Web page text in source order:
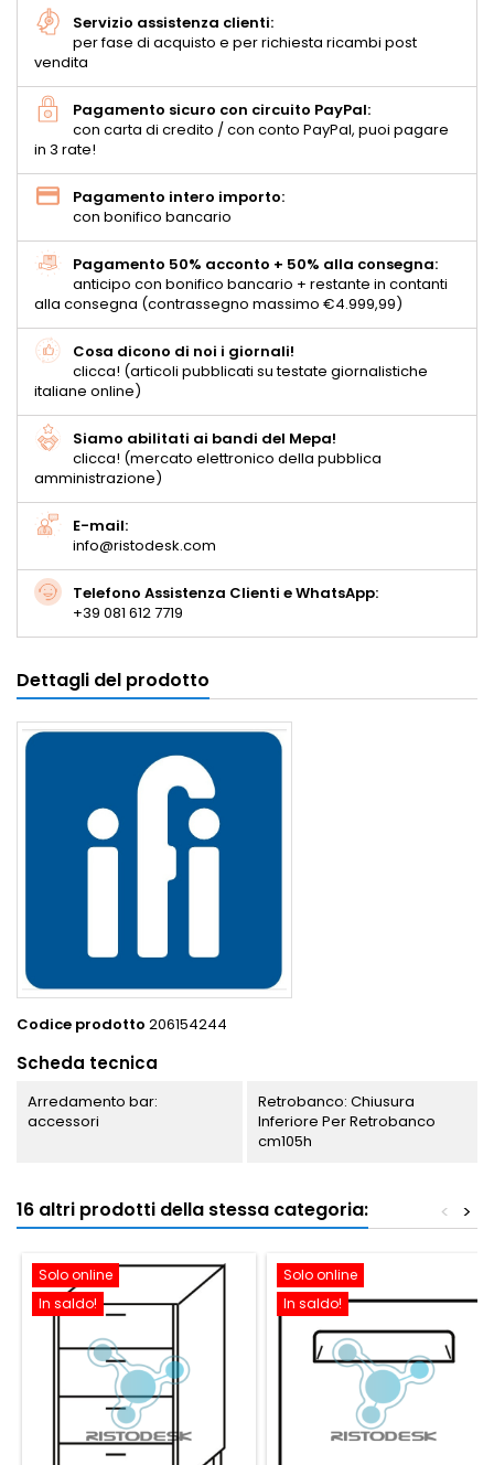
Servizio assistenza clienti:
per fase di acquisto e per richiesta ricambi post
vendita
Pagamento sicuro con circuito PayPal:
con carta di credito / con conto PayPal, puoi pagare
in 3 rate!
Pagamento intero importo:
con bonifico bancario
Pagamento 50% acconto + 50% alla consegna:
anticipo con bonifico bancario + restante in contanti
alla consegna (contrassegno massimo €4.999,99)
Cosa dicono di noi i giornali!
clicca! (articoli pubblicati su testate giornalistiche
italiane online)
Siamo abilitati ai bandi del Mepa!
clicca! (mercato elettronico della pubblica
amministrazione)
E-mail:
info@ristodesk.com
Telefono Assistenza Clienti e WhatsApp:
+39 081 612 7719
Dettagli del prodotto
Codice prodotto 206154244
Scheda tecnica
Arredamento bar:
accessori
Retrobanco: Chiusura
Inferiore Per Retrobanco
cm105h
16 altri prodotti della stessa categoria: >
<
Solo online
In saldo!
Solo online
In saldo!